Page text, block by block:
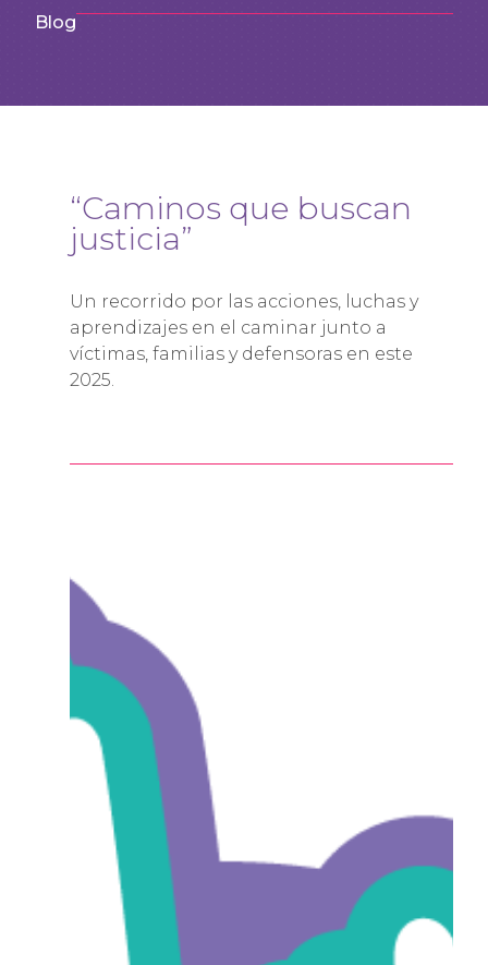
Blog
“Caminos que buscan
justicia”
Un recorrido por las acciones, luchas y
aprendizajes en el caminar junto a
víctimas, familias y defensoras en este
2025.